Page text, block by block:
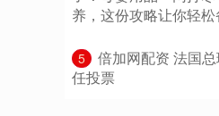
养，这份攻略让你轻
5
倍加网配资 法国
任投票